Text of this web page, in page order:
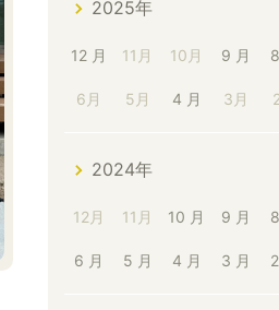
2025年
12 月 11月 10月 9 月
6月 5月 4 月 3月
2024年
12月 11月 10 月 9 月
6 月 5 月 4 月 3 月